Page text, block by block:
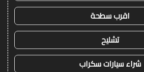
اقرب سطحة
تشليح
شراء سيارات سكراب